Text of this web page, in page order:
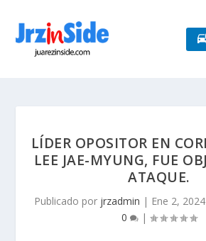
LÍDER OPOSITOR EN
LEE JAE-MYUNG, FUE
ATAQUE.
Publicado por jrzadmin | Ene 2, 2024
0
|